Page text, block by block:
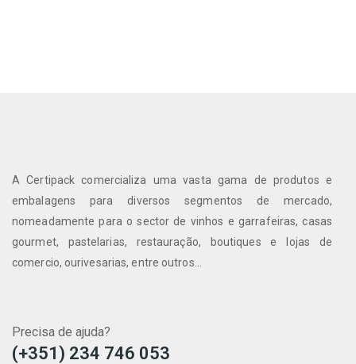
A Certipack comercializa uma vasta gama de produtos e
embalagens para diversos segmentos de mercado,
nomeadamente para o sector de vinhos e garrafeiras, casas
gourmet, pastelarias, restauração, boutiques e lojas de
comercio, ourivesarias, entre outros...
Precisa de ajuda?
(+351) 234 746 053